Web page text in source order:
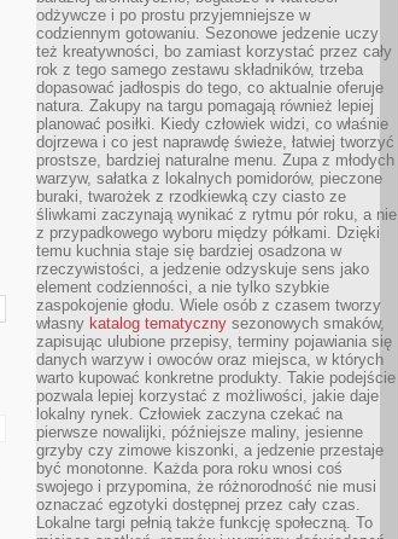
odżywcze i po prostu przyjemniejsze w
codziennym gotowaniu. Sezonowe jedzenie uczy
też kreatywności, bo zamiast korzystać przez cały
rok z tego samego zestawu składników, trzeba
dopasować jadłospis do tego, co aktualnie oferuje
natura. Zakupy na targu pomagają również lepiej
planować posiłki. Kiedy człowiek widzi, co właśnie
dojrzewa i co jest naprawdę świeże, łatwiej tworzyć
prostsze, bardziej naturalne menu. Zupa z młodych
warzyw, sałatka z lokalnych pomidorów, pieczone
buraki, twarożek z rzodkiewką czy ciasto ze
śliwkami zaczynają wynikać z rytmu pór roku, a nie
z przypadkowego wyboru między półkami. Dzięki
temu kuchnia staje się bardziej osadzona w
rzeczywistości, a jedzenie odzyskuje sens jako
element codzienności, a nie tylko szybkie
zaspokojenie głodu. Wiele osób z czasem tworzy
własny katalog tematyczny sezonowych smaków,
zapisując ulubione przepisy, terminy pojawiania się
danych warzyw i owoców oraz miejsca, w których
warto kupować konkretne produkty. Takie podejście
pozwala lepiej korzystać z możliwości, jakie daje
lokalny rynek. Człowiek zaczyna czekać na
pierwsze nowalijki, późniejsze maliny, jesienne
grzyby czy zimowe kiszonki, a jedzenie przestaje
być monotonne. Każda pora roku wnosi coś
swojego i przypomina, że różnorodność nie musi
oznaczać egzotyki dostępnej przez cały czas.
Lokalne targi pełnią także funkcję społeczną. To